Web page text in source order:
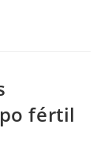
fértil